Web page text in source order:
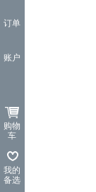
订单
账户
购物
车
我的
备选